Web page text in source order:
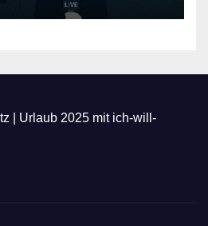
Urlaub 2025 mit ich-will-